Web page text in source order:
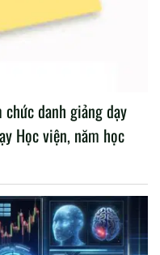
danh giảng dạy
Học viện, năm học